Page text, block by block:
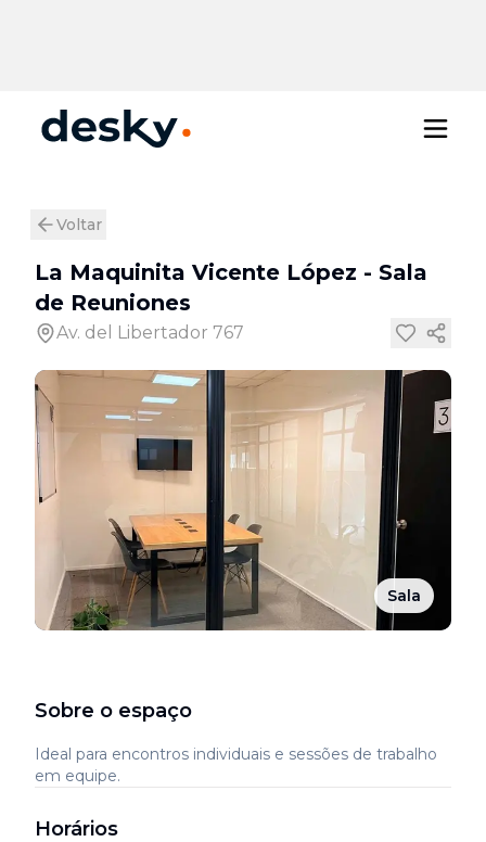
Voltar
La Maquinita Vicente López - Sala
de Reuniones
Av. del Libertador 767
Sala
Sobre o espaço
Ideal para encontros individuais e sessões de trabalho
em equipe.
Horários